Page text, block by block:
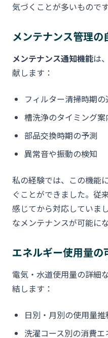
気づくことが多いものです
メンテナンス管理の
メンテナンス通知機能は
献します：
フィルター清掃時期の
槽洗浄のタイミング案
部品交換時期の予測
異常音や振動の検知
私の経験では、この機能
ぐことができました。従
感じてから対応していま
なメンテナンスが可能にな
エネルギー使用量の
電気・水道使用量の詳細
結します：
日別・月別の使用量推
洗濯コース別の消費